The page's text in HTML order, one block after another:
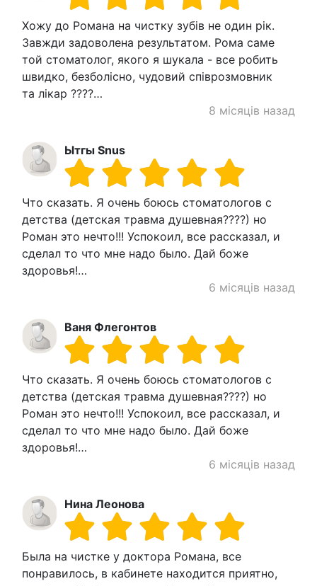
Хожу до Романа на чистку зубів не один рік.
Завжди задоволена результатом. Рома саме
той стоматолог, якого я шукала - все робить
швидко, безболісно, чудовий співрозмовник
та лікар ????…
8 місяців назад
Ытгы Snus
Что сказать. Я очень боюсь стоматологов с
детства (детская травма душевная????) но
Роман это нечто!!! Успокоил, все рассказал, и
сделал то что мне надо было. Дай боже
здоровья!…
6 місяців назад
Ваня Флегонтов
Что сказать. Я очень боюсь стоматологов с
детства (детская травма душевная????) но
Роман это нечто!!! Успокоил, все рассказал, и
сделал то что мне надо было. Дай боже
здоровья!…
6 місяців назад
Нина Леонова
Была на чистке у доктора Романа, все
понравилось, в кабинете находится приятно,